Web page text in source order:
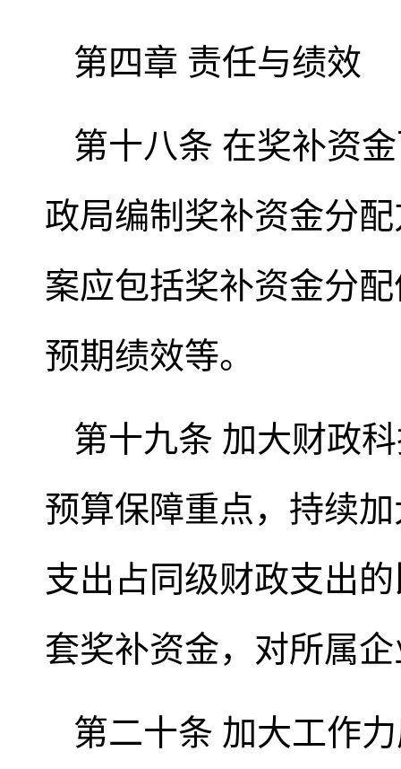
第四章 责任与绩效
第十八条 在奖补资
政局编制奖补资金分
案应包括奖补资金分
预期绩效等。
第十九条 加大财政
预算保障重点，持续
支出占同级财政支出
套奖补资金，对所属
第二十条 加大工作